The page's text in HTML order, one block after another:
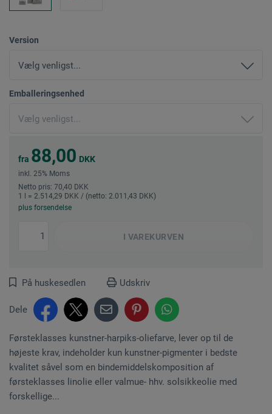
Version
Emballeringsenhed
fra 88,00 DKK
inkl. 25% Moms
Netto pris: 70,40 DKK
1 l = 2.514,29 DKK / (netto: 2.011,43 DKK)
plus forsendelse
I VAREKURVEN
På huskesedlen Udskriv
Dele
Førsteklasses kunstner-harpiks-oliefarve, lever op til de
højeste krav, indeholder kun kunstner-pigmenter i bedste
kvalitet såvel som en bindemiddelskomposition af
førsteklasses linolie eller valmue- hhv. solsikkeolie med
forskellige...